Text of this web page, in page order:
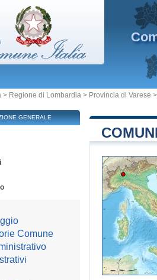
> Regione di Lombardia > Provincia di Varese >
GENERALE
Comune